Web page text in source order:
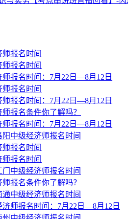
师报名时间
报名时间
师报名时间：7月22日—8月12日
师报名时间
师报名时间：7月22日—8月12日
报名条件你了解吗？
师报名时间：7月22日—8月12日
中级经济师报名时间
报名时间
报名时间
中级经济师报名时间
报名条件你了解吗？
中级经济师报名时间
济师报名时间：7月22日—8月12日